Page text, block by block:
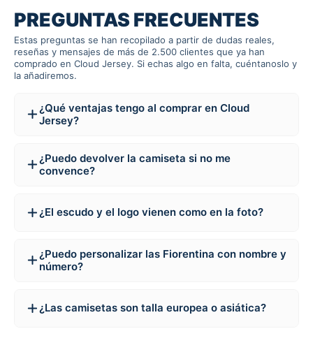
PREGUNTAS FRECUENTES
Estas preguntas se han recopilado a partir de dudas reales,
reseñas y mensajes de más de 2.500 clientes que ya han
comprado en Cloud Jersey. Si echas algo en falta, cuéntanoslo y
la añadiremos.
¿Qué ventajas tengo al comprar en Cloud
Jersey?
¿Puedo devolver la camiseta si no me
convence?
¿El escudo y el logo vienen como en la foto?
¿Puedo personalizar las Fiorentina con nombre y
número?
¿Las camisetas son talla europea o asiática?